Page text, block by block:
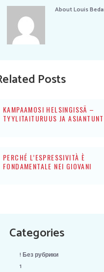
AboutLouis
Posts
KAMPAAMOSI HELSINGISSÄ –
TYYLITAITURUUS JA
PERCHÉ L’ESPRESSIVITÀ È
FONDAMENTALE NEI GIOVANI
Categories
! Без рубрики
1